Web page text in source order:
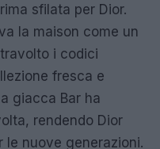
sfilata per Dior.
la maison come un
i codici
fresca e
giacca Bar ha
rendendo Dior
le nuove generazioni.